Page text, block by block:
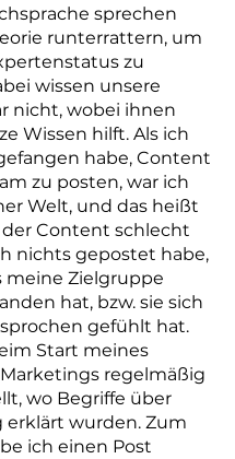
sprechen
runterrattern, um
zu
wissen unsere
nicht, wobei ihnen
Wissen hilft. Als ich
habe, Content
zu posten, war ich
Welt, und das heißt
der Content schlecht
nichts gepostet habe,
meine Zielgruppe
hat, bzw. sie sich
gefühlt hat.
Start meines
regelmäßig
wo Begriffe über
erklärt wurden. Zum
ich einen Post